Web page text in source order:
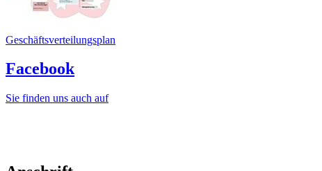
Geschäftsverteilungsplan
Facebook
Sie finden uns auch auf